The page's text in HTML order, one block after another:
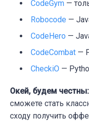
CodeGym —
Robocode —
CodeHero —
CodeCombat —
CheckiO —
Окей, будем честны:
сможете стать
сходу получить